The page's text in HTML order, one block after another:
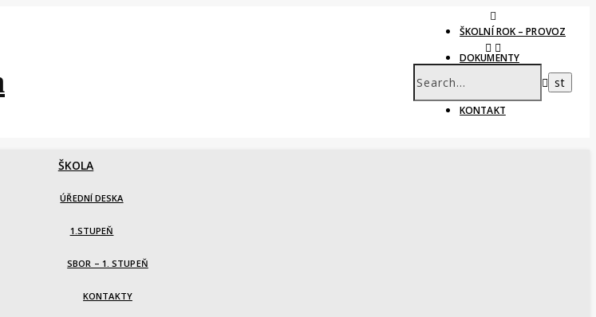
ŠKOLNÍ ROK – PROVOZ
DOKUMENTY
RŮZNÉ
KONTAKT
ŠKOLA
ÚŘEDNÍ DESKA
1.STUPEŇ
SBOR – 1. STUPEŇ
KONTAKTY